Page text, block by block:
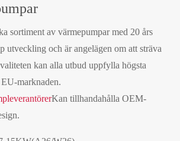
sortiment av värmepumpar med 20 års
utveckling och är angelägen om att sträva
kan alla utbud uppfylla högsta
marknaden.
Kan tillhandahålla OEM-